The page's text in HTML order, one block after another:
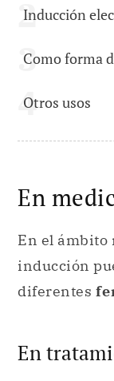
Inducción
Como forma
Otros usos
En
En el ámbito
inducción
diferentes
En